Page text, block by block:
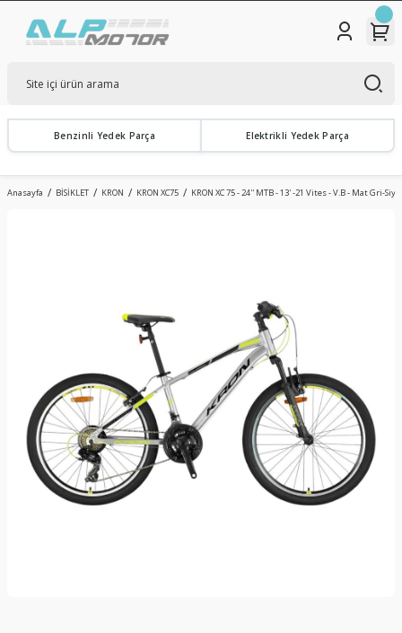
Benzinli Yedek Parça Elektrikli Yedek Parça
Anasayfa BİSİKLET KRON KRON XC75 KRON XC 75 - 24'' MTB - 13' -21 Vites - V.B - Mat Gri-